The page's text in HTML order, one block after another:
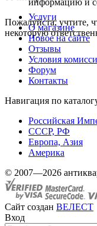
Пожалуйста, учтите,
некоторую
Услуги
О магазине
Новое на сайте
Отзывы
Условия
Форум
Контакты
Навигация по
Российская
СССР, РФ
Европа, Азия
Америка
© 2007—2026
Сайт создан ВЕЛЕСТ
Вход